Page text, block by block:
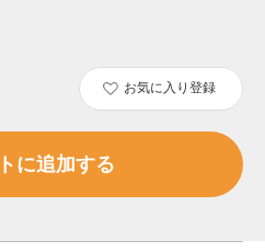
お気に入り登録